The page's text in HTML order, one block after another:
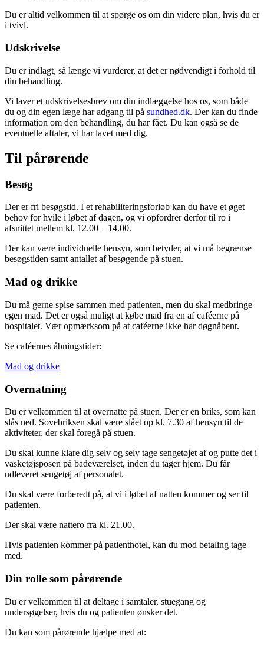
Du er altid velkommen til at spørge os om din videre plan, hvis du er
i tvivl.
Udskrivelse
Du er indlagt, så længe vi vurderer, at det er nødvendigt i forhold til
din behandling.
Vi laver et udskrivelsesbrev om din indlæggelse hos os, som både
du og din egen læge har adgang til på sundhed.dk. Der kan du finde
information om den behandling, du har fået. Du kan også se de
eventuelle aftaler, vi har lavet med dig.
Til pårørende
Besøg
Der er fri besøgstid. I et rehabiliteringsforløb kan du have et øget
behov for hvile i løbet af dagen, og vi opfordrer derfor til ro i
afsnittet mellem kl. 12.00 – 14.00.
Der kan være individuelle hensyn, som betyder, at vi må begrænse
besøgstiden samt antallet af besøgende på stuen.
Mad og drikke
Du må gerne spise sammen med patienten, men du skal medbringe
egen mad. Det er også muligt at købe mad fra en af caféerne på
hospitalet. Vær opmærksom på at caféerne ikke har døgnåbent.
Se caféernes åbningstider:
Mad og drikke
Overnatning
Du er velkommen til at overnatte på stuen. Der er en briks, som kan
slås ned. Sovebriksen skal være slået op kl. 7.30 af hensyn til de
aktiviteter, der skal foregå på stuen.
Du skal kunne klare dig selv og selv tage sengetøjet af og putte det i
vasketøjsposen på badeværelset, inden du tager hjem. Du får
udleveret sengetøj af personalet.
Du skal være forberedt på, at vi i løbet af natten kommer og ser til
patienten.
Der skal være nattero fra kl. 21.00.
Hvis patienten kommer på patienthotel, kan du mod betaling tage
med.
Din rolle som pårørende
Du er velkommen til at deltage i samtaler, stuegang og
undersøgelser, hvis du og patienten ønsker det.
Du kan som pårørende hjælpe med at: